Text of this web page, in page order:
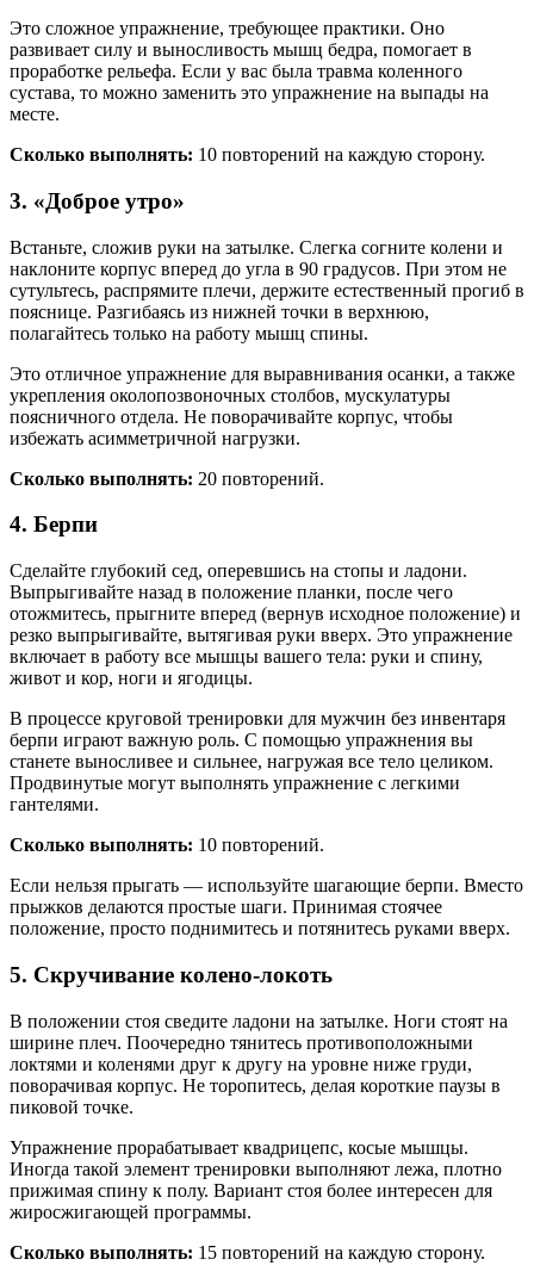
Это сложное упражнение, требующее практики. Оно
развивает силу и выносливость мышц бедра, помогает в
проработке рельефа. Если у вас была травма коленного
сустава, то можно заменить это упражнение на выпады на
месте.
Сколько выполнять: 10 повторений на каждую сторону.
3. «Доброе утро»
Встаньте, сложив руки на затылке. Слегка согните колени и
наклоните корпус вперед до угла в 90 градусов. При этом не
сутультесь, распрямите плечи, держите естественный прогиб в
пояснице. Разгибаясь из нижней точки в верхнюю,
полагайтесь только на работу мышц спины.
Это отличное упражнение для выравнивания осанки, а также
укрепления околопозвоночных столбов, мускулатуры
поясничного отдела. Не поворачивайте корпус, чтобы
избежать асимметричной нагрузки.
Сколько выполнять: 20 повторений.
4. Берпи
Сделайте глубокий сед, оперевшись на стопы и ладони.
Выпрыгивайте назад в положение планки, после чего
отожмитесь, прыгните вперед (вернув исходное положение) и
резко выпрыгивайте, вытягивая руки вверх. Это упражнение
включает в работу все мышцы вашего тела: руки и спину,
живот и кор, ноги и ягодицы.
В процессе круговой тренировки для мужчин без инвентаря
берпи играют важную роль. С помощью упражнения вы
станете выносливее и сильнее, нагружая все тело целиком.
Продвинутые могут выполнять упражнение с легкими
гантелями.
Сколько выполнять: 10 повторений.
Если нельзя прыгать — используйте шагающие берпи. Вместо
прыжков делаются простые шаги. Принимая стоячее
положение, просто поднимитесь и потянитесь руками вверх.
5. Скручивание колено-локоть
В положении стоя сведите ладони на затылке. Ноги стоят на
ширине плеч. Поочередно тянитесь противоположными
локтями и коленями друг к другу на уровне ниже груди,
поворачивая корпус. Не торопитесь, делая короткие паузы в
пиковой точке.
Упражнение прорабатывает квадрицепс, косые мышцы.
Иногда такой элемент тренировки выполняют лежа, плотно
прижимая спину к полу. Вариант стоя более интересен для
жиросжигающей программы.
Сколько выполнять: 15 повторений на каждую сторону.